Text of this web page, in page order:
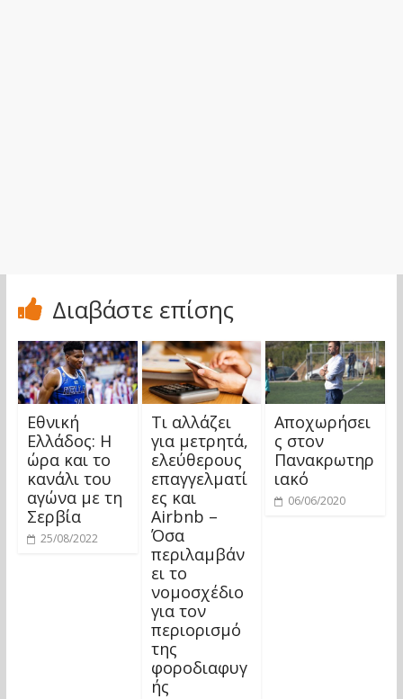
Διαβάστε επίσης
Εθνική
Ελλάδος: Η
ώρα και το
κανάλι του
αγώνα με τη
Σερβία
25/08/2022
Τι αλλάζει
για μετρητά,
ελεύθερους
επαγγελματί
ες και
Airbnb –
Όσα
περιλαμβάν
ει το
νομοσχέδιο
για τον
περιορισμό
της
φοροδιαφυγ
ής
Αποχωρήσει
ς στον
Πανακρωτηρ
ιακό
06/06/2020